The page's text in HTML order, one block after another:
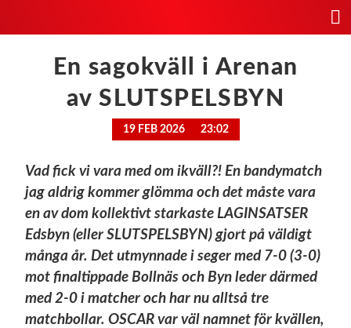
En sagokväll i Arenan
av SLUTSPELSBYN
19 FEB 2026 23:02
Vad fick vi vara med om ikväll?! En bandymatch
jag aldrig kommer glömma och det måste vara
en av dom kollektivt starkaste LAGINSATSER
Edsbyn (eller SLUTSPELSBYN) gjort på väldigt
många år. Det utmynnade i seger med 7-0 (3-0)
mot finaltippade Bollnäs och Byn leder därmed
med 2-0 i matcher och har nu alltså tre
matchbollar. OSCAR var väl namnet för kvällen,